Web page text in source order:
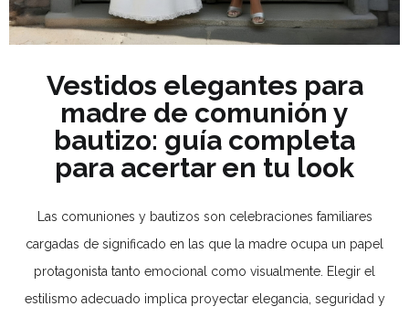
Vestidos elegantes para
madre de comunión y
bautizo: guía completa
para acertar en tu look
Las comuniones y bautizos son celebraciones familiares
cargadas de significado en las que la madre ocupa un papel
protagonista tanto emocional como visualmente. Elegir el
estilismo adecuado implica proyectar elegancia, seguridad y